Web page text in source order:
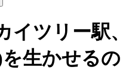
イツリー駅、
生かせるの